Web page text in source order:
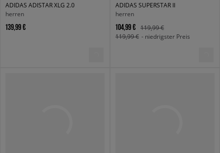
ADIDAS ADISTAR XLG 2.0
herren
139,99 €
ADIDAS SUPERSTAR II
herren
104,99 €
119,99 €
119,99 € - niedrigster Preis